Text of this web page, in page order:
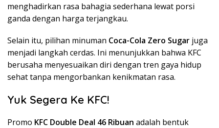
menghadirkan rasa bahagia sederhana lewat porsi
ganda dengan harga terjangkau.
Selain itu, pilihan minuman Coca-Cola Zero Sugar juga
menjadi langkah cerdas. Ini menunjukkan bahwa KFC
berusaha menyesuaikan diri dengan tren gaya hidup
sehat tanpa mengorbankan kenikmatan rasa.
Yuk Segera Ke KFC!
Promo KFC Double Deal 46 Ribuan adalah bentuk